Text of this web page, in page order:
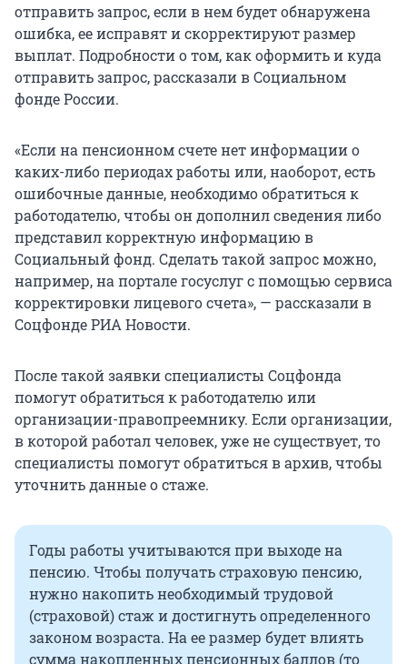
отправить запрос, если в нем будет обнаружена
ошибка, ее исправят и скорректируют размер
выплат. Подробности о том, как оформить и куда
отправить запрос, рассказали в Социальном
фонде России.
«Если на пенсионном счете нет информации о
каких-либо периодах работы или, наоборот, есть
ошибочные данные, необходимо обратиться к
работодателю, чтобы он дополнил сведения либо
представил корректную информацию в
Социальный фонд. Сделать такой запрос можно,
например, на портале госуслуг с помощью сервиса
корректировки лицевого счета», — рассказали в
Соцфонде РИА Новости.
После такой заявки специалисты Соцфонда
помогут обратиться к работодателю или
организации-правопреемнику. Если организации,
в которой работал человек, уже не существует, то
специалисты помогут обратиться в архив, чтобы
уточнить данные о стаже.
Годы работы учитываются при выходе на
пенсию. Чтобы получать страховую пенсию,
нужно накопить необходимый трудовой
(страховой) стаж и достигнуть определенного
законом возраста. На ее размер будет влиять
сумма накопленных пенсионных баллов (то